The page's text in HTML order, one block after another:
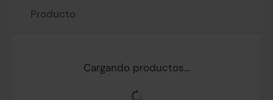
Producto
Cargando productos...